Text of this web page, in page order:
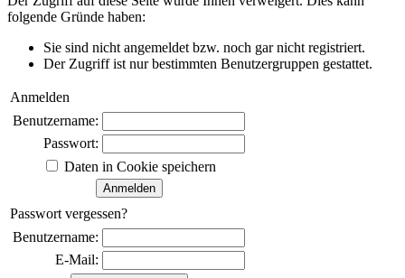
folgende Gründe haben:
Sie sind nicht angemeldet bzw. noch gar nicht registriert.
Der Zugriff ist nur bestimmten Benutzergruppen gestattet.
Anmelden
Benutzername:
Passwort:
Daten in Cookie speichern
Passwort vergessen?
Benutzername:
E-Mail: